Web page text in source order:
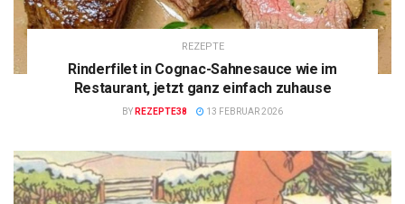
REZEPTE
Rinderfilet in Cognac-Sahnesauce wie im
Restaurant, jetzt ganz einfach zuhause
BY REZEPTE38 13 FEBRUAR 2026